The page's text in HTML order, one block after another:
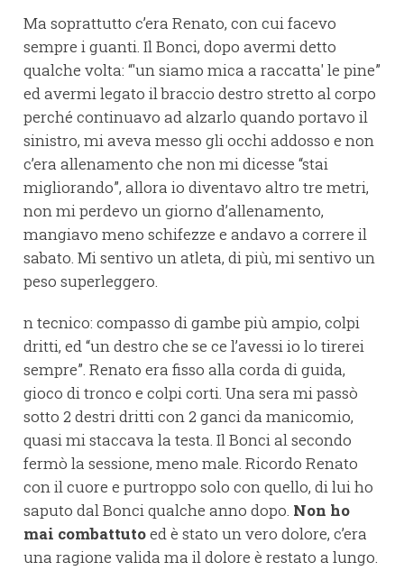
Ma soprattutto c’era Renato, con cui facevo
sempre i guanti. Il Bonci, dopo avermi detto
qualche volta: “'un siamo mica a raccatta' le pine”
ed avermi legato il braccio destro stretto al corpo
perché continuavo ad alzarlo quando portavo il
sinistro, mi aveva messo gli occhi addosso e non
c’era allenamento che non mi dicesse “stai
migliorando”, allora io diventavo altro tre metri,
non mi perdevo un giorno d’allenamento,
mangiavo meno schifezze e andavo a correre il
sabato. Mi sentivo un atleta, di più, mi sentivo un
peso superleggero.
n tecnico: compasso di gambe più ampio, colpi
dritti, ed “un destro che se ce l’avessi io lo tirerei
sempre”. Renato era fisso alla corda di guida,
gioco di tronco e colpi corti. Una sera mi passò
sotto 2 destri dritti con 2 ganci da manicomio,
quasi mi staccava la testa. Il Bonci al secondo
fermò la sessione, meno male. Ricordo Renato
con il cuore e purtroppo solo con quello, di lui ho
saputo dal Bonci qualche anno dopo. Non ho
mai combattutoed è stato un vero dolore, c’era
una ragione valida ma il dolore è restato a lungo.